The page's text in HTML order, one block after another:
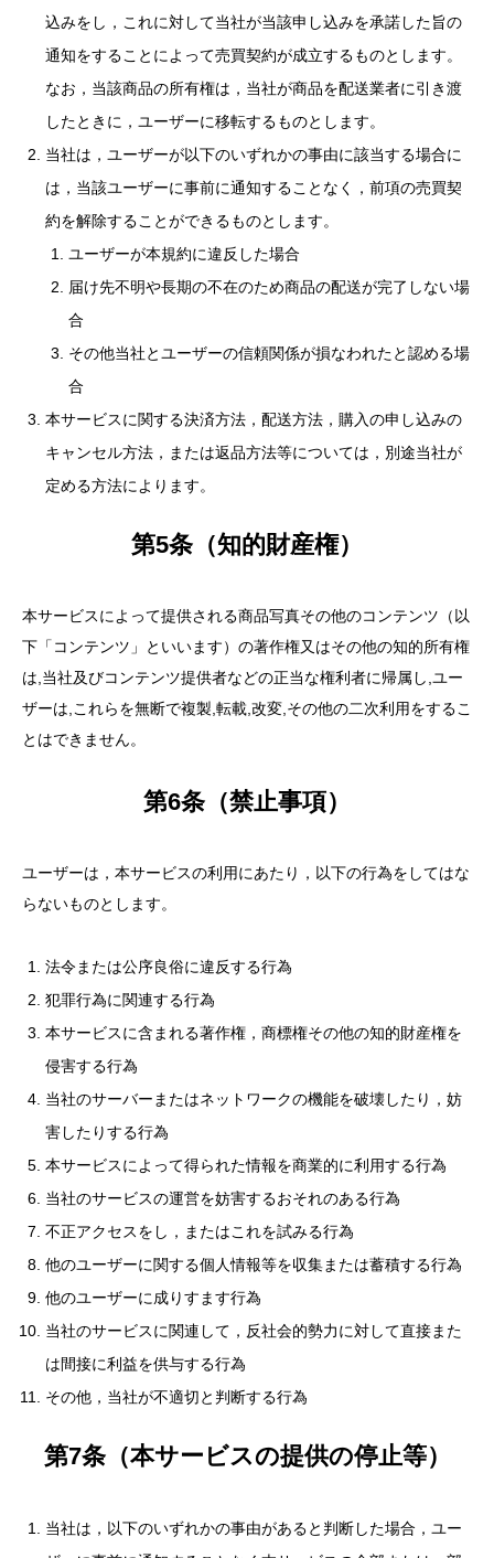
込みをし，これに対して当社が当該申し込みを承諾した旨の
通知をすることによって売買契約が成立するものとします。
なお，当該商品の所有権は，当社が商品を配送業者に引き渡
したときに，ユーザーに移転するものとします。
当社は，ユーザーが以下のいずれかの事由に該当する場合に
は，当該ユーザーに事前に通知することなく，前項の売買契
約を解除することができるものとします。
ユーザーが本規約に違反した場合
届け先不明や長期の不在のため商品の配送が完了しない場
合
その他当社とユーザーの信頼関係が損なわれたと認める場
合
本サービスに関する決済方法，配送方法，購入の申し込みの
キャンセル方法，または返品方法等については，別途当社が
定める方法によります。
第5条（知的財産権）
本サービスによって提供される商品写真その他のコンテンツ（以
下「コンテンツ」といいます）の著作権又はその他の知的所有権
は,当社及びコンテンツ提供者などの正当な権利者に帰属し,ユー
ザーは,これらを無断で複製,転載,改変,その他の二次利用をするこ
とはできません。
第6条（禁止事項）
ユーザーは，本サービスの利用にあたり，以下の行為をしてはな
らないものとします。
法令または公序良俗に違反する行為
犯罪行為に関連する行為
本サービスに含まれる著作権，商標権その他の知的財産権を
侵害する行為
当社のサーバーまたはネットワークの機能を破壊したり，妨
害したりする行為
本サービスによって得られた情報を商業的に利用する行為
当社のサービスの運営を妨害するおそれのある行為
不正アクセスをし，またはこれを試みる行為
他のユーザーに関する個人情報等を収集または蓄積する行為
他のユーザーに成りすます行為
当社のサービスに関連して，反社会的勢力に対して直接また
は間接に利益を供与する行為
その他，当社が不適切と判断する行為
第7条（本サービスの提供の停止等）
当社は，以下のいずれかの事由があると判断した場合，ユー